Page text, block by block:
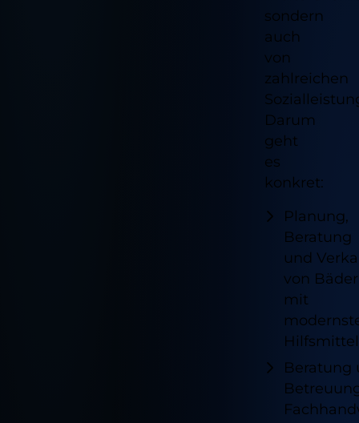
sondern
auch
von
zahlreichen
Darum
geht
es
konkret:
Planung,
Beratung
und
von
mit
Beratung